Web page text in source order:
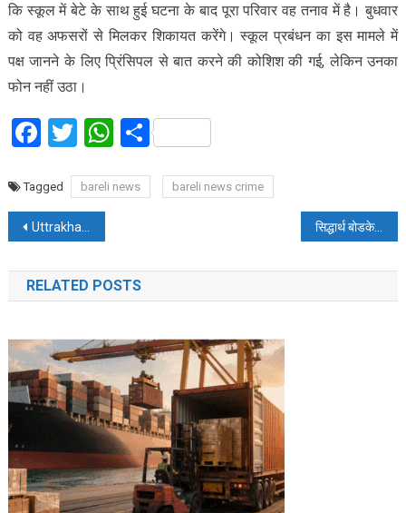
कि स्कूल में बेटे के साथ हुई घटना के बाद पूरा परिवार वह तनाव में है। बुधवार
को वह अफसरों से मिलकर शिकायत करेंगे। स्कूल प्रबंधन का इस मामले में
पक्ष जानने के लिए प्रिंसिपल से बात करने की कोशिश की गई, लेकिन उनका
फोन नहीं उठा।
Facebook
Twitter
WhatsApp
Share
Tagged bareli news bareli news crime
Post
navigation
Uttrakhand: झांसा देकर दो लोगों से हुई 7.83 लाख की साइबर ठगी सिद्धार्थ बोडके कौन हैं? ‘स्कैम 3’ में मिला लीड रोल, नासिक की तंग गलियों में बीता बचपन, ‘दृश्यम 2’ से बदली किस्मत
RELATED POSTS